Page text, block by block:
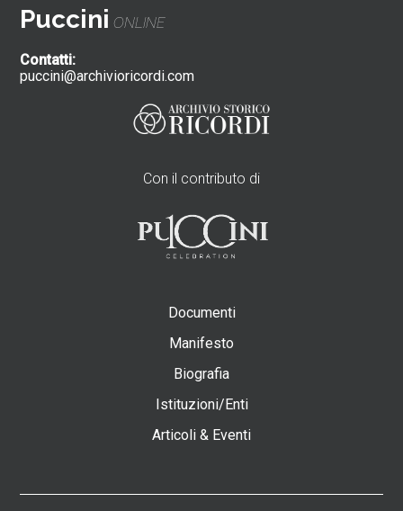
Puccini ONLINE
Contatti:
puccini@archivioricordi.com
Con il contributo di
Documenti
Manifesto
Biografia
Istituzioni/Enti
Articoli & Eventi